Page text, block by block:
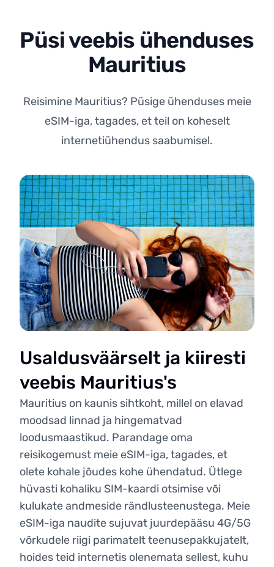
Püsi veebis ühenduses
Mauritius
Reisimine Mauritius? Püsige ühenduses meie
eSIM-iga, tagades, et teil on koheselt
internetiühendus saabumisel.
Usaldusväärselt ja kiiresti
veebis Mauritius's
Mauritius on kaunis sihtkoht, millel on elavad
moodsad linnad ja hingematvad
loodusmaastikud. Parandage oma
reisikogemust meie eSIM-iga, tagades, et
olete kohale jõudes kohe ühendatud. Ütlege
hüvasti kohaliku SIM-kaardi otsimise või
kulukate andmeside rändlusteenustega. Meie
eSIM-iga naudite sujuvat juurdepääsu 4G/5G
võrkudele riigi parimatelt teenusepakkujatelt,
hoides teid internetis olenemata sellest, kuhu